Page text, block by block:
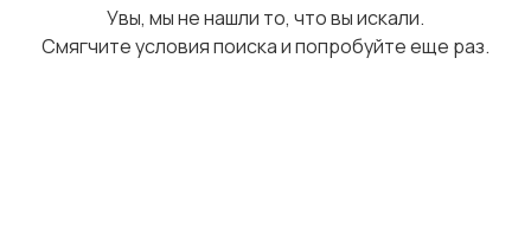
Увы, мы не нашли то, что вы искали.
Смягчите условия поиска и попробуйте еще раз.